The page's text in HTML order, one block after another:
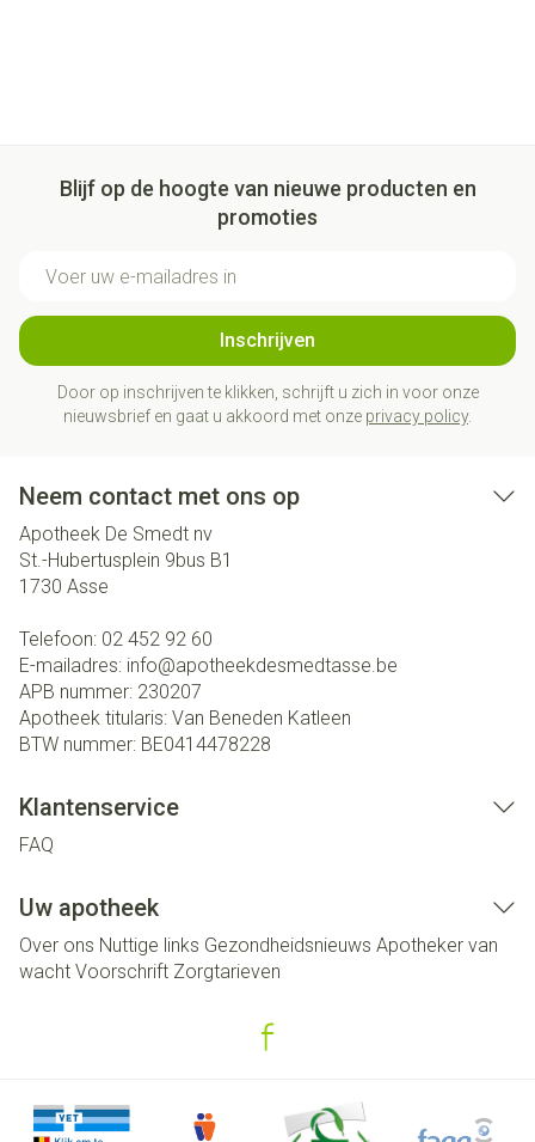
Blijf op de hoogte van nieuwe producten en
promoties
Inschrijven
Door op inschrijven te klikken, schrijft u zich in voor onze
nieuwsbrief en gaat u akkoord met onze privacy policy.
Neem contact met ons op
Apotheek De Smedt nv
St.-Hubertusplein 9bus B1
1730 Asse
Telefoon: 02 452 92 60
E-mailadres: info@apotheekdesmedtasse.be
APB nummer: 230207
Apotheek titularis: Van Beneden Katleen
BTW nummer: BE0414478228
Klantenservice
FAQ
Uw apotheek
Over ons Nuttige links Gezondheidsnieuws Apotheker van
wacht Voorschrift Zorgtarieven